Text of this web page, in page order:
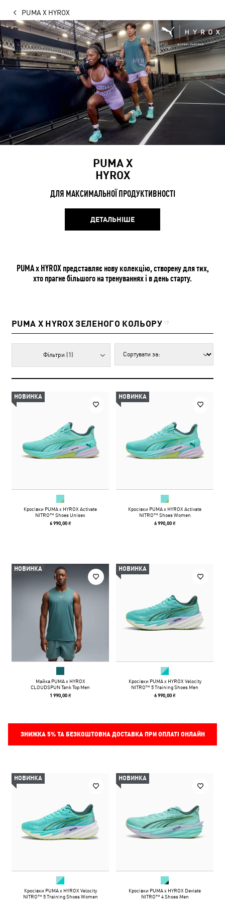
PUMA X HYROX
PUMA X
HYROX
ДЛЯ МАКСИМАЛЬНОЇ ПРОДУКТИВНОСТІ
ДЕТАЛЬНІШЕ
PUMA x HYROX представляє нову колекцію, створену для тих,
хто прагне більшого на тренуваннях і в день старту.
PUMA X HYROX ЗЕЛЕНОГО КОЛЬОРУ 17
Фільтри (1)
НОВИНКА
Кросівки PUMA x HYROX Activate
NITRO™ Shoes Unisex
6 990,00 ₴
НОВИНКА
Кросівки PUMA x HYROX Activate
NITRO™ Shoes Women
6 990,00 ₴
НОВИНКА
Майка PUMA x HYROX
CLOUDSPUN Tank Top Men
1 990,00 ₴
НОВИНКА
Кросівки PUMA x HYROX Velocity
NITRO™ 5 Training Shoes Men
6 990,00 ₴
ЗНИЖКА 5%ТА БЕЗКОШТОВНА ДОСТАВКА ПРИ ОПЛАТІ ОНЛАЙН
НОВИНКА
Кросівки PUMA x HYROX Velocity
NITRO™ 5 Training Shoes Women
НОВИНКА
Кросівки PUMA x HYROX Deviate
NITRO™ 4 Shoes Men